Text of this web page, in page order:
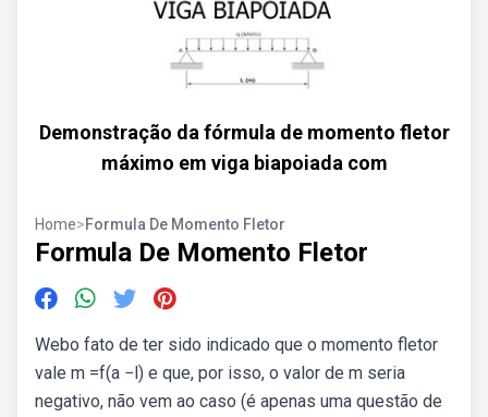
Demonstração da fórmula de momento fletor
máximo em viga biapoiada com
Home>Formula De Momento Fletor
Formula De Momento Fletor
Webo fato de ter sido indicado que o momento fletor
vale m =f(a −l) e que, por isso, o valor de m seria
negativo, não vem ao caso (é apenas uma questão de